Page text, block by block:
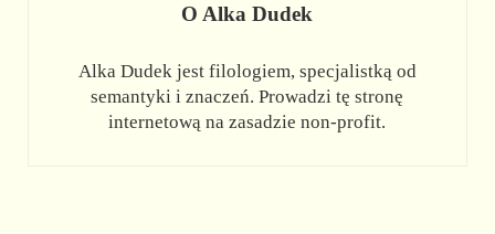
O Alka Dudek
Alka Dudek jest filologiem, specjalistką od
semantyki i znaczeń. Prowadzi tę stronę
internetową na zasadzie non-profit.